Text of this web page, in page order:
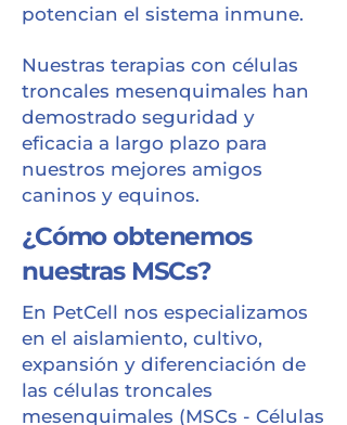
potencian el sistema inmune.
Nuestras terapias con células
troncales mesenquimales han
demostrado seguridad y
eficacia a largo plazo para
nuestros mejores amigos
caninos y equinos.
¿Cómo obtenemos
nuestras MSCs?
En PetCell nos especializamos
en el aislamiento, cultivo,
expansión y diferenciación de
las células troncales
mesenquimales (MSCs - Células